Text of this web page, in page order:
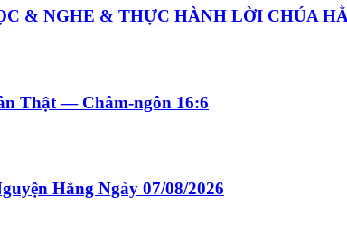
& NGHE & THỰC HÀNH LỜI
Thật — Châm-ngôn 16:6
Hằng Ngày 07/08/2026